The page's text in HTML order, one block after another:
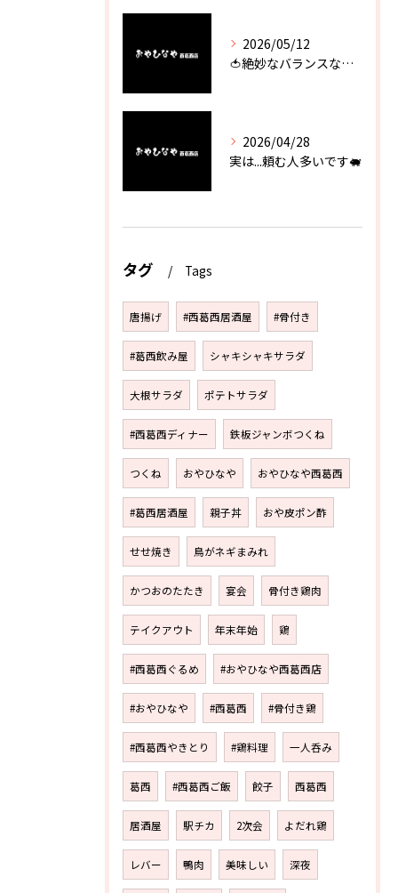
2026/05/12
🍅絶妙なバランスなのに最高な一品🥗
2026/04/28
実は...頼む人多いです🐖
タグ Tags
唐揚げ #西葛西居酒屋 #骨付き
#葛西飲み屋 シャキシャキサラダ
大根サラダ ポテトサラダ
#西葛西ディナー 鉄板ジャンボつくね
つくね おやひなや おやひなや西葛西
#葛西居酒屋 親子丼 おや皮ポン酢
せせ焼き 鳥がネギまみれ
かつおのたたき 宴会 骨付き鶏肉
テイクアウト 年末年始 鶏
#西葛西ぐるめ #おやひなや西葛西店
#おやひなや #西葛西 #骨付き鶏
#西葛西やきとり #鶏料理 一人呑み
葛西 #西葛西ご飯 餃子 西葛西
居酒屋 駅チカ 2次会 よだれ鶏
レバー 鴨肉 美味しい 深夜